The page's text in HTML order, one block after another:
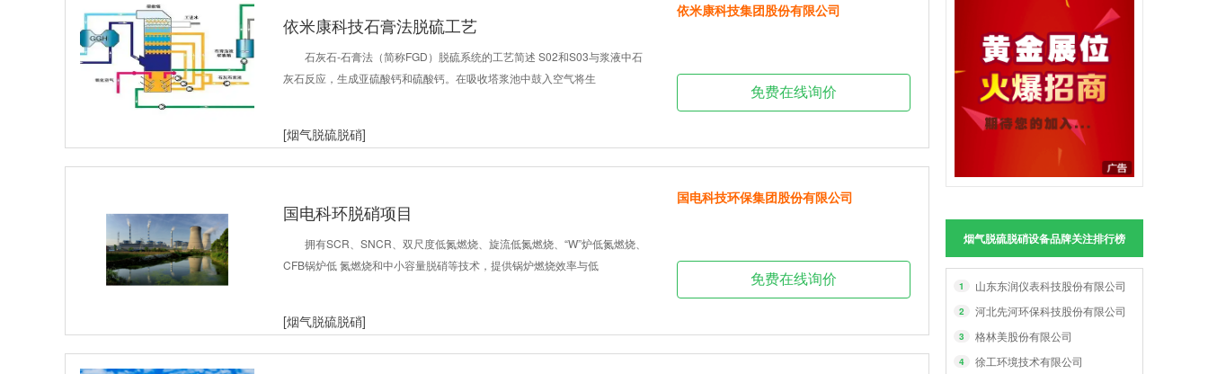
烟气脱硫脱硝设备品牌关注排行榜
1 山东东润仪表科技股份有限公司
2 河北先河环保科技股份有限公司
3 格林美股份有限公司
4 徐工环境技术有限公司
依米康科技石膏法脱硫工艺
石灰石-石膏法（简称FGD）脱硫系统的工艺简述 S02和S03与浆液中石
灰石反应，生成亚硫酸钙和硫酸钙。在吸收塔浆池中鼓入空气将生
[烟气脱硫脱硝]
依米康科技集团股份有限公司
免费在线询价
国电科环脱硝项目
拥有SCR、SNCR、双尺度低氮燃烧、旋流低氮燃烧、“W”炉低氮燃烧、
CFB锅炉低 氮燃烧和中小容量脱硝等技术，提供锅炉燃烧效率与低
[烟气脱硫脱硝]
国电科技环保集团股份有限公司
免费在线询价